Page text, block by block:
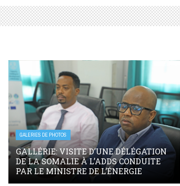
GALERIES DE PHOTOS
GALLÉRIE: VISITE D’UNE DÉLÉGATION
DE LA SOMALIE À L’ADDS CONDUITE
PAR LE MINISTRE DE L’ÉNERGIE